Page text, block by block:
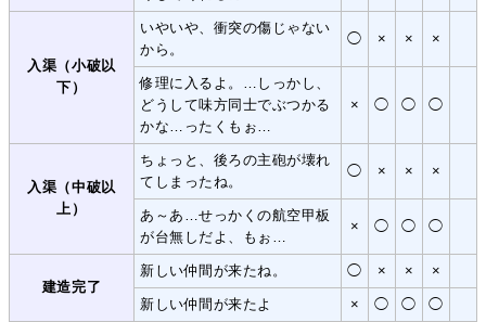
入渠（小破以
下）
いやいや、衝突の傷じゃない
から。
◯ × × ×
修理に入るよ。…しっかし、
どうして味方同士でぶつかる
かな…ったくもぉ…
× ◯ ◯ ◯
入渠（中破以
上）
ちょっと、後ろの主砲が壊れ
てしまったね。
◯ × × ×
あ～あ…せっかくの航空甲板
が台無しだよ、もぉ…
× ◯ ◯ ◯
建造完了
新しい仲間が来たね。 ◯ × × ×
新しい仲間が来たよ × ◯ ◯ ◯